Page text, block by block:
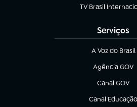
TV Brasil
(abre em nova
Serviços
A Voz do Brasil
(abre em nova
Agência GOV
(abre em nova
Canal GOV
(abre em
Canal Educação
(abre em nova